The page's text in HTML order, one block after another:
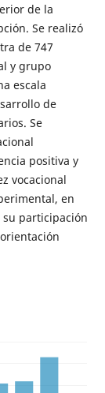
de la
Se realizó
de 747
y grupo
escala
de
Se
positiva y
vocacional
en
participación